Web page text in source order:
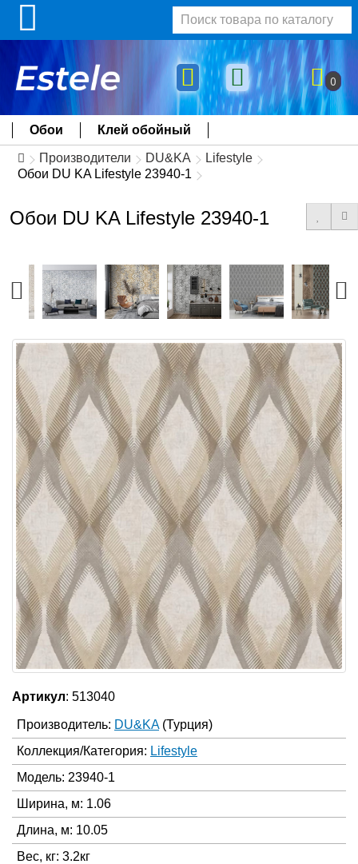
0
Обои Клей обойный
Производители DU&KA
Lifestyle
Обои DU KA Lifestyle 23940-1
Обои DU KA Lifestyle 23940-1
Артикул: 513040
Производитель: DU&KA (Турция)
Коллекция/Категория: Lifestyle
Модель: 23940-1
Ширина, м: 1.06
Длина, м: 10.05
Вес, кг: 3.2кг